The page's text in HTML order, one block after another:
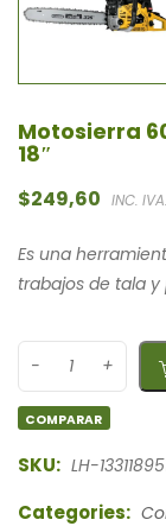
Motosierra
18″
$249,60 INC. IVA.
Es una
trabajos de tala
COMPARAR
SKU: LH-
Categories: